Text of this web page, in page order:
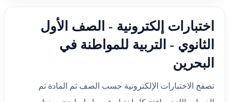
اختبارات إلكترونية - الصف الأول
الثانوي - التربية للمواطنة في
البحرين
تصفح الاختبارات الإلكترونية حسب الصف ثم المادة ثم